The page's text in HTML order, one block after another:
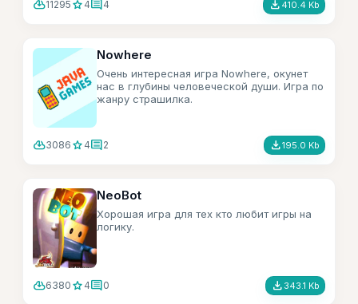
cloud_download11295 star 4comment4 file_download 410.4 Kb
Nowhere
Очень интересная игра Nowhere, окунет
нас в глубины человеческой души. Игра по
жанру страшилка.
cloud_download3086 star 4comment2 file_download195.0 Kb
NeoBot
Хорошая игра для тех кто любит игры на
логику.
cloud_download6380 star 4comment0 file_download 343.1 Kb